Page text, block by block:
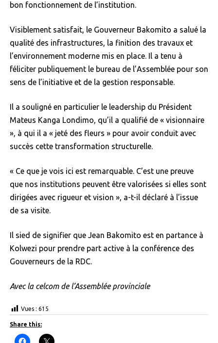
bon fonctionnement de l’institution.
Visiblement satisfait, le Gouverneur Bakomito a salué la
qualité des infrastructures, la finition des travaux et
l’environnement moderne mis en place. Il a tenu à
féliciter publiquement le bureau de l’Assemblée pour son
sens de l’initiative et de la gestion responsable.
Il a souligné en particulier le leadership du Président
Mateus Kanga Londimo, qu’il a qualifié de « visionnaire
», à qui il a « jeté des fleurs » pour avoir conduit avec
succès cette transformation structurelle.
« Ce que je vois ici est remarquable. C’est une preuve
que nos institutions peuvent être valorisées si elles sont
dirigées avec rigueur et vision », a-t-il déclaré à l’issue
de sa visite.
Il sied de signifier que Jean Bakomito est en partance à
Kolwezi pour prendre part active à la conférence des
Gouverneurs de la RDC.
Avec la celcom de l’Assemblée provinciale
Vues : 615
Share this:
C C